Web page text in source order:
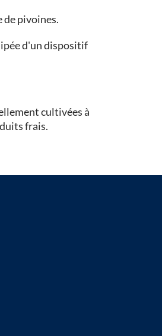
de pivoines.
d'un dispositif
cultivées à
frais.